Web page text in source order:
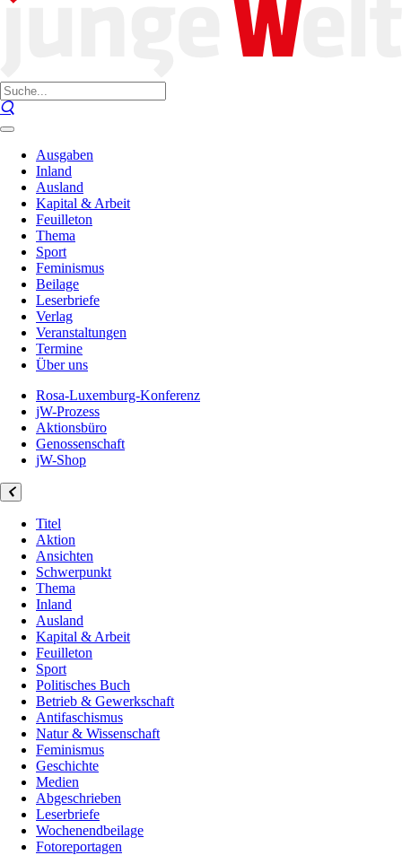
Ausgaben
Inland
Ausland
Kapital & Arbeit
Feuilleton
Thema
Sport
Feminismus
Beilage
Leserbriefe
Verlag
Veranstaltungen
Termine
Über uns
Rosa-Luxemburg-Konferenz
jW-Prozess
Aktionsbüro
Genossenschaft
jW-Shop
Titel
Aktion
Ansichten
Schwerpunkt
Thema
Inland
Ausland
Kapital & Arbeit
Feuilleton
Sport
Politisches Buch
Betrieb & Gewerkschaft
Antifaschismus
Natur & Wissenschaft
Feminismus
Geschichte
Medien
Abgeschrieben
Leserbriefe
Wochenendbeilage
Fotoreportagen